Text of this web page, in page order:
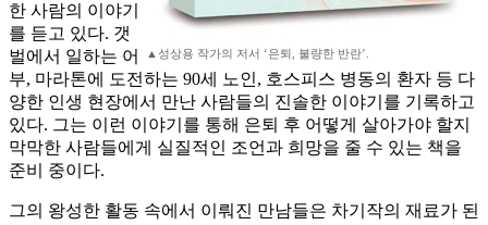
▲성상용 작가의 저서 ‘은퇴, 불량한 반란’.
한 사람의 이야기
를 듣고 있다. 갯
벌에서 일하는 어
부, 마라톤에 도전하는 90세 노인, 호스피스 병동의 환자 등 다
양한 인생 현장에서 만난 사람들의 진솔한 이야기를 기록하고
있다. 그는 이런 이야기를 통해 은퇴 후 어떻게 살아가야 할지
막막한 사람들에게 실질적인 조언과 희망을 줄 수 있는 책을
준비 중이다.
그의 왕성한 활동 속에서 이뤄진 만남들은 차기작의 재료가 된